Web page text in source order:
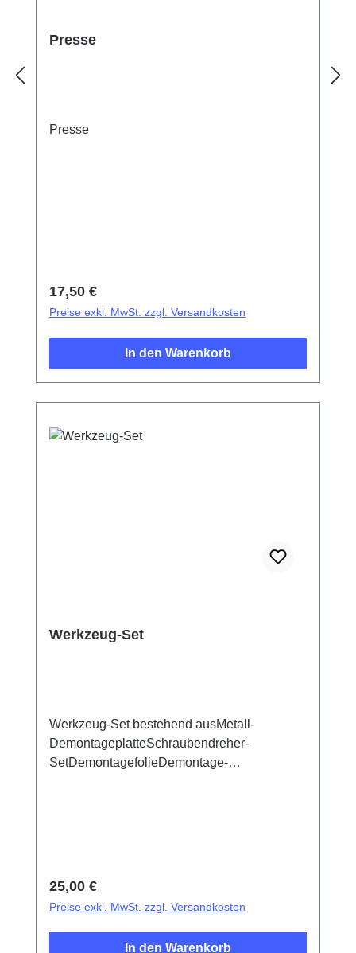
Presse
Presse
Regulärer Preis:
17,50 €
Preise exkl. MwSt. zzgl. Versandkosten
In den Warenkorb
Werkzeug-Set
Werkzeug-Set bestehend ausMetall-
DemontageplatteSchraubendreher-
SetDemontagefolieDemontage-
Demontageplättchen
Regulärer Preis:
25,00 €
Preise exkl. MwSt. zzgl. Versandkosten
In den Warenkorb